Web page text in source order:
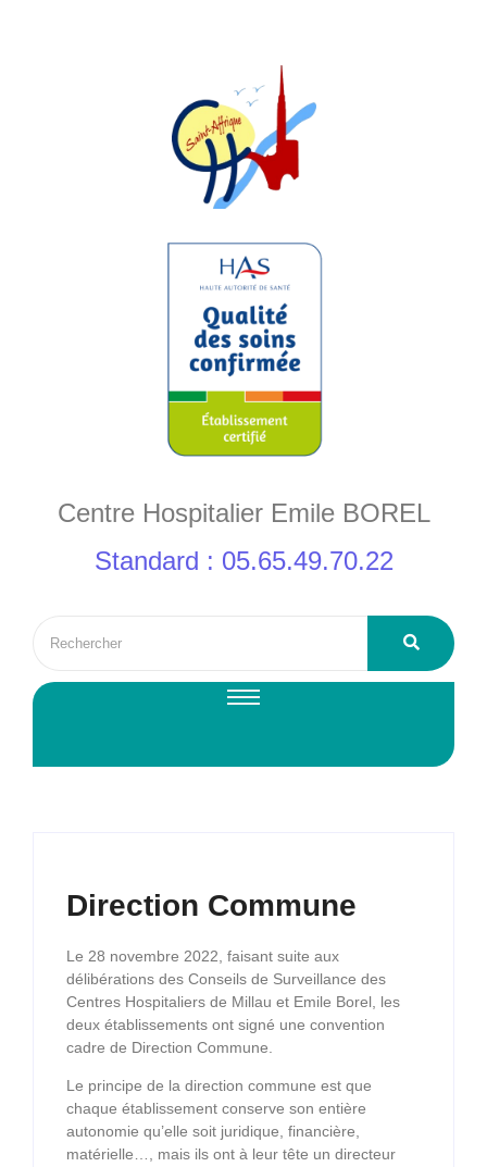
Centre Hospitalier Emile BOREL
Standard : 05.65.49.70.22
Direction Commune
Le 28 novembre 2022, faisant suite aux
délibérations des Conseils de Surveillance des
Centres Hospitaliers de Millau et Emile Borel, les
deux établissements ont signé une convention
cadre de Direction Commune.
Le principe de la direction commune est que
chaque établissement conserve son entière
autonomie qu’elle soit juridique, financière,
matérielle…, mais ils ont à leur tête un directeur